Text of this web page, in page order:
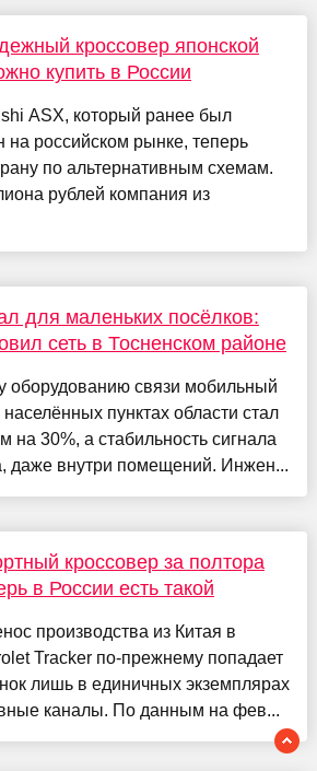
кроссовер японской
купить в России
ASX, который ранее был
на российском рынке, теперь
по альтернативным схемам.
рублей компания из
для маленьких посёлков:
сеть в Тосненском районе
оборудованию связи мобильный
пунктах области стал
на 30%, а стабильность сигнала
даже внутри помещений. Инжен...
кроссовер за полтора
в России есть такой
производства из Китая в
Tracker по-прежнему попадает
лишь в единичных экземплярах
каналы. По данным на фев...